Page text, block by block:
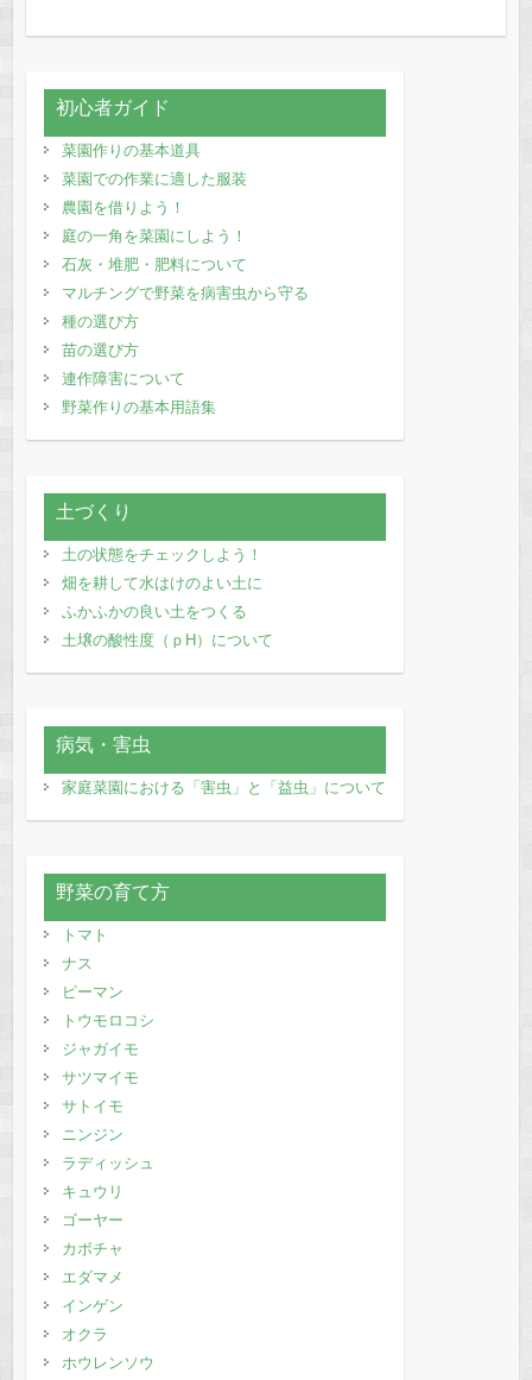
初心者ガイド
菜園作りの基本道具
菜園での作業に適した服装
農園を借りよう！
庭の一角を菜園にしよう！
石灰・堆肥・肥料について
マルチングで野菜を病害虫から守る
種の選び方
苗の選び方
連作障害について
野菜作りの基本用語集
土づくり
土の状態をチェックしよう！
畑を耕して水はけのよい土に
ふかふかの良い土をつくる
土壌の酸性度（ｐH）について
病気・害虫
家庭菜園における「害虫」と「益虫」について
野菜の育て方
トマト
ナス
ピーマン
トウモロコシ
ジャガイモ
サツマイモ
サトイモ
ニンジン
ラディッシュ
キュウリ
ゴーヤー
カボチャ
エダマメ
インゲン
オクラ
ホウレンソウ